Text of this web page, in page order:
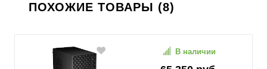
ПОХОЖИЕ ТОВАРЫ (8)
В наличии